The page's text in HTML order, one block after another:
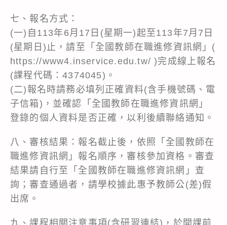
七、報名方式：
(一)自113年6月17日(星期一)起至113年7月7日
(星期日)止，請至「全國教師在職進修資訊網」(
https://www4.inservice.edu.tw/ )完成線上報名
(課程代碼：4374045)。
(二)報名時請務必填列正確資料(含手機號碼、電
子信箱)，並確認「全國教師在職進修資訊網」
登錄的個人資料是否正確，以利後續聯絡通知。
八、審核結果：報名截止後，依照「全國教師在
職進修資訊網」報名順序，審核參加資格。審查
結果請自行至「全國教師在職進修資訊網」查
詢；審查通過者，請學校據此惠予教師公(差)假
出席。
九、課程相關注意事項(含研習連結)，於開課前